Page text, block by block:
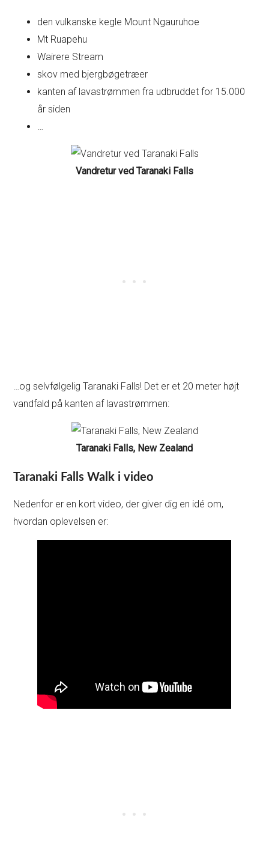
den vulkanske kegle Mount Ngauruhoe
Mt Ruapehu
Wairere Stream
skov med bjergbøgetræer
kanten af lavastrømmen fra udbruddet for 15.000
år siden
…
Vandretur ved Taranaki Falls
…og selvfølgelig Taranaki Falls! Det er et 20 meter højt
vandfald på kanten af lavastrømmen:
Taranaki Falls, New Zealand
Taranaki Falls Walk i video
Nedenfor er en kort video, der giver dig en idé om,
hvordan oplevelsen er: